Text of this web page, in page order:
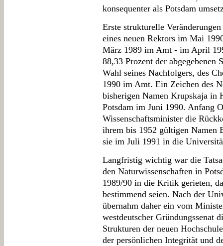
konsequenter als Potsdam
Erste strukturelle
eines neuen Rektors im Mai
März 1989 im Amt - im April
88,33 Prozent der
Wahl seines Nachfolgers, des
1990 im Amt. Ein Zeichen des
bisherigen Namen Krupskaja
Potsdam im Juni 1990. Anfang
Wissenschaftsminister die
ihrem bis 1952 gültigen Namen
sie im Juli 1991 in die
Langfristig wichtig war die
den Naturwissenschaften in
1989/90 in die Kritik gerieten,
bestimmend seien. Nach der
übernahm daher ein vom
westdeutscher Gründungssenat
Strukturen der neuen
der persönlichen Integrität und